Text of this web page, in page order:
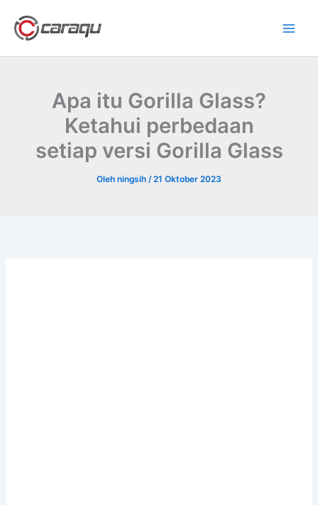
konten
Apa itu Gorilla Glass?
Ketahui perbedaan
setiap versi Gorilla Glass
Oleh ningsih /21 Oktober 2023